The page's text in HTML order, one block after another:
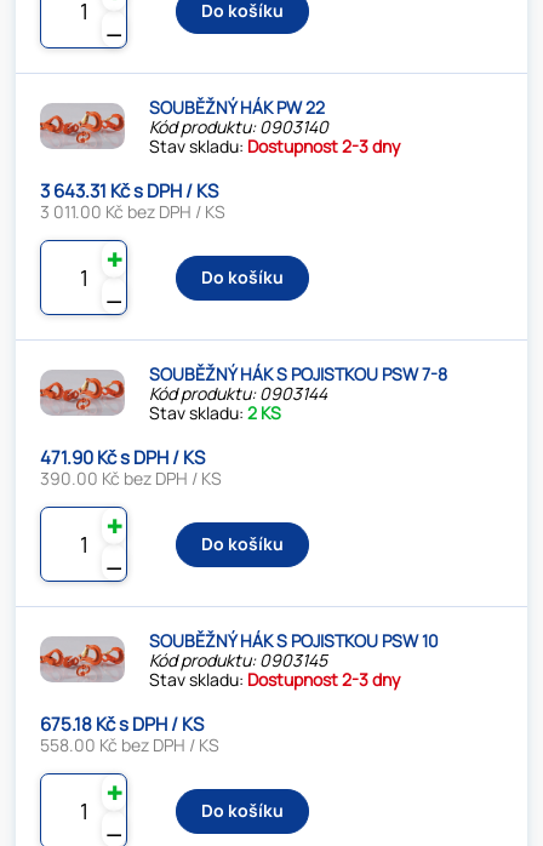
⚊
Do košíku
SOUBĚŽNÝ HÁK PW 22
Kód produktu: 0903140
Stav skladu: Dostupnost 2-3 dny
3 643.31 Kč s DPH / KS
3 011.00 Kč bez DPH / KS
⚊
✚
Do košíku
SOUBĚŽNÝ HÁK S POJISTKOU PSW 7-8
Kód produktu: 0903144
Stav skladu:2 KS
471.90 Kč s DPH / KS
390.00 Kč bez DPH / KS
⚊
✚
Do košíku
SOUBĚŽNÝ HÁK S POJISTKOU PSW 10
Kód produktu: 0903145
Stav skladu: Dostupnost 2-3 dny
675.18 Kč s DPH / KS
558.00 Kč bez DPH / KS
⚊
✚
Do košíku